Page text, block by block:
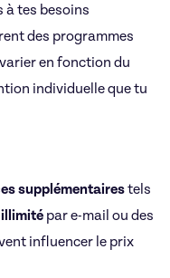
à tes besoins
des programmes
en fonction du
individuelle que tu
supplémentairestels
par e-mail ou des
influencer le prix